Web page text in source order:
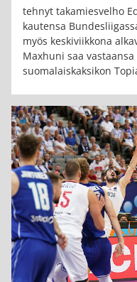
tehnyt takamiesvelho
kautensa
myös keskiviikkona
Maxhuni saa
suomalaiskaksikon